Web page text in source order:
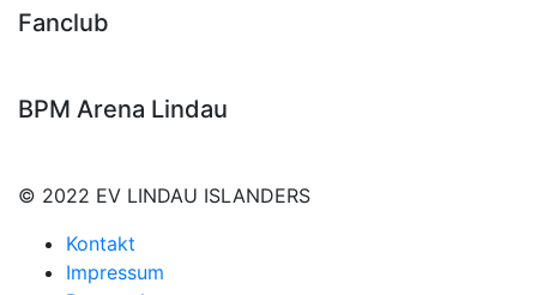
Fanclub
BPM Arena Lindau
© 2022 EV LINDAU ISLANDERS
Kontakt
Impressum